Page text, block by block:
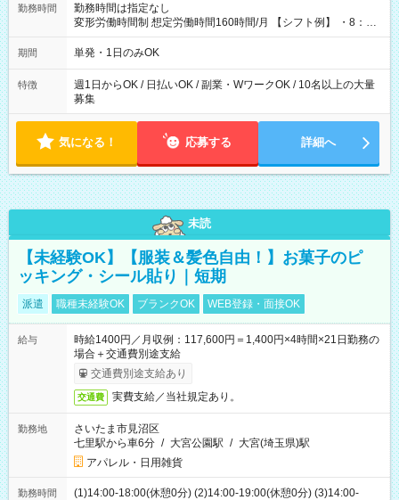
勤務時間
勤務時間は指定なし
変形労働時間制 想定労働時間160時間/月 【シフト例】 ・8：00
～21：00
期間 単発・1日のみOK
特徴
週1日からOK / 日払いOK / 副業・WワークOK / 10名以上の大量
募集
気になる！ 応募する 詳細へ
未読
【未経験OK】【服装＆髪色自由！】お菓子のピ
ッキング・シール貼り｜短期
派遣 職種未経験OK ブランクOK WEB登録・面接OK
給与
時給1400円／月収例：117,600円＝1,400円×4時間×21日勤務の
場合＋交通費別途支給
交通費別途支給あり
交通費 実費支給／当社規定あり。
勤務地
さいたま市見沼区
七里駅から車6分 / 大宮公園駅 / 大宮(埼玉県)駅
アパレル・日用雑貨
勤務時間
(1)14:00-18:00(休憩0分) (2)14:00-19:00(休憩0分) (3)14:00-